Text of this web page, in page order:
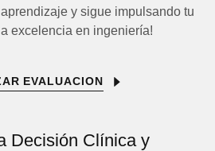
y sigue impulsando tu
excelencia en ingeniería!
EVALUACION
Decisión Clínica y